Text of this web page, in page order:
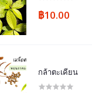
฿10.00
กล้าตะเคียน